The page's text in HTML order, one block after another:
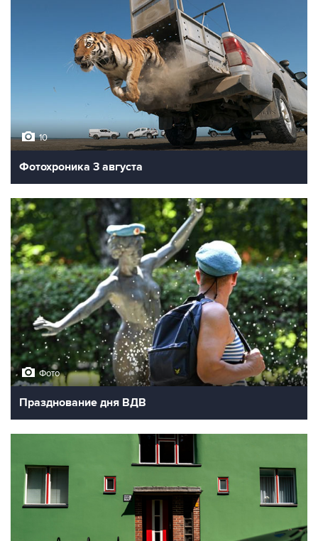
10
Фотохроника 3 августа
Фото
Празднование дня ВДВ